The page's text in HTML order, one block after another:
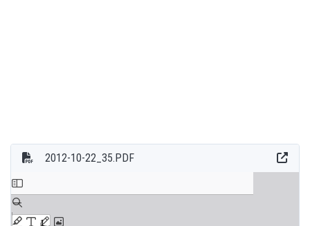
2012-10-22_35.PDF